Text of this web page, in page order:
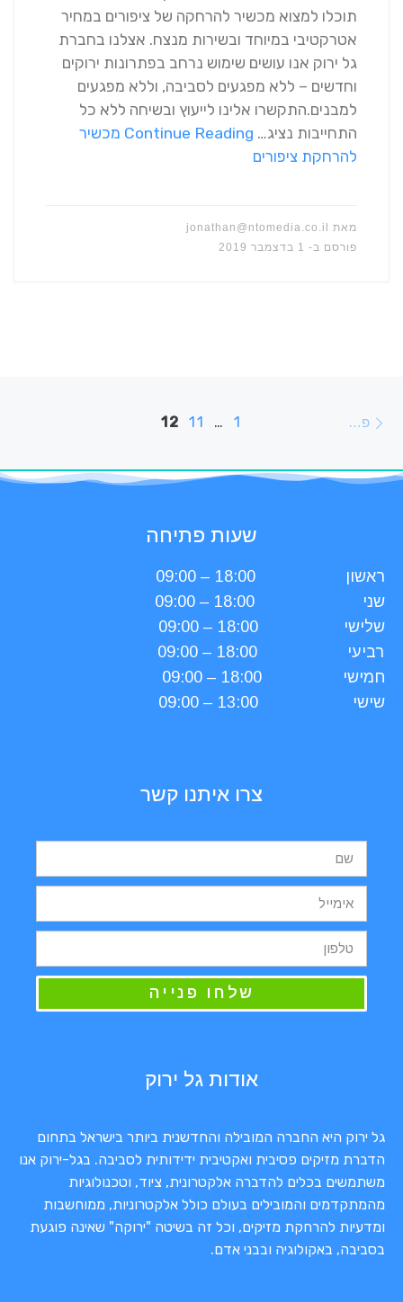
תוכלו למצוא מכשיר להרחקה של ציפורים במחיר
אטרקטיבי במיוחד ובשירות מנצח. אצלנו בחברת
גל ירוק אנו עושים שימוש נרחב בפתרונות ירוקים
וחדשים – ללא מפגעים לסביבה, וללא מפגעים
למבנים.התקשרו אלינו לייעוץ ובשיחה ללא כל
התחייבות נציג… Continue Reading מכשיר
להרחקת ציפורים
מאת
jonathan@ntomedia.co.il
פורסם ב- 1 בדצמבר 2019
פוסטים חדשים יותר 1
…
11
12
אודות גל ירוק
גל ירוק היא החברה המובילה והחדשנית ביותר בישראל בתחום
הדברת מזיקים פסיבית ואקטיבית ידידותית לסביבה. בגל-ירוק אנו
משתמשים בכלים להדברה אלקטרונית, ציוד, וטכנולוגיות
מהמתקדמים והמובילים בעולם כולל אלקטרוניות, ממוחשבות
ומדעיות להרחקת מזיקים, וכל זה בשיטה "ירוקה" שאינה פוגעת
בסביבה, באקולוגיה ובבני אדם.
צרו איתנו קשר
שלחו פנייה
שעות פתיחה
ראשון 18:00 – 09:00
שני 18:00 – 09:00
שלישי 18:00 – 09:00
רביעי 18:00 – 09:00
חמישי 18:00 – 09:00
שישי 13:00 – 09:00